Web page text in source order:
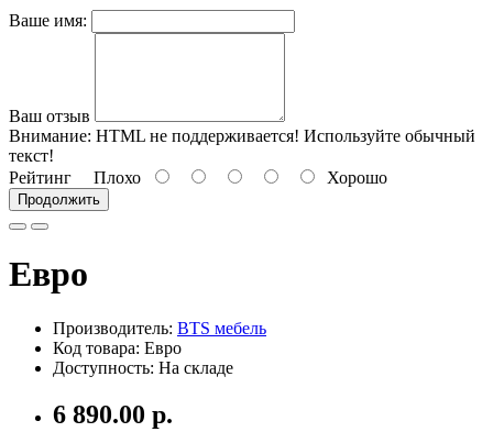
Ваше имя:
Ваш отзыв
Внимание: HTML не поддерживается! Используйте обычный
текст!
Рейтинг Плохо Хорошо
Продолжить
Евро
Производитель: BTS мебель
Код товара: Евро
Доступность: На складе
6 890.00 р.